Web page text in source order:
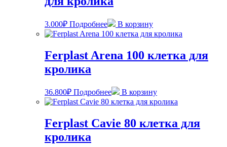
3.000₽ Подробнее В корзину
Ferplast Arena 100 клетка для
кролика
36.800₽ Подробнее В корзину
Ferplast Cavie 80 клетка для
кролика